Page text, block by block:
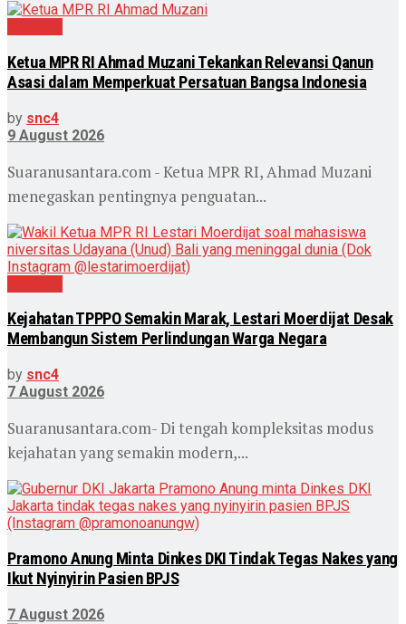
Ketua MPR RI Ahmad Muzani Tekankan Relevansi Qanun
Asasi dalam Memperkuat Persatuan Bangsa Indonesia
by snc4
9 August 2026
Suaranusantara.com - Ketua MPR RI, Ahmad Muzani
menegaskan pentingnya penguatan...
Kejahatan TPPPO Semakin Marak, Lestari Moerdijat Desak
Membangun Sistem Perlindungan Warga Negara
by snc4
7 August 2026
Suaranusantara.com- Di tengah kompleksitas modus
kejahatan yang semakin modern,...
Pramono Anung Minta Dinkes DKI Tindak Tegas Nakes yang
Ikut Nyinyirin Pasien BPJS
7 August 2026